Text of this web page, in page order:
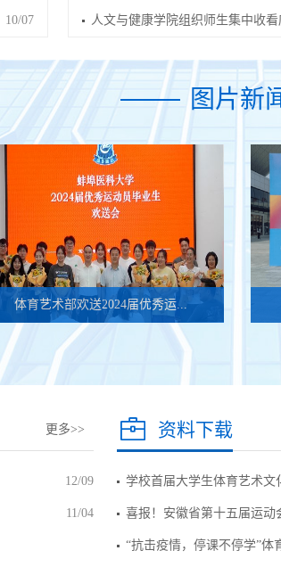
10/07 人文与健康学院组织师生集中收看
图片新
体育艺术部欢送2024届优秀运...
更多>>
12/09
11/04
资料下载
学校首届大学生体育艺术
喜报！安徽省第十五届运动
“抗击疫情，停课不停学”体